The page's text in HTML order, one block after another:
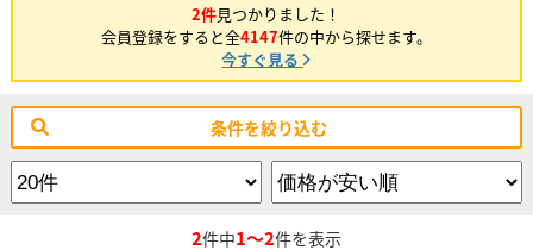
2件見つかりました！
会員登録をすると全4147件の中から探せます。
今すぐ見る
条件を絞り込む
2件中1～2件を表示